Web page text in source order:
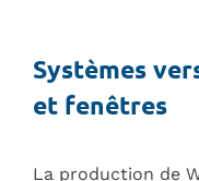
Systèmes
et fenêtres
La production de